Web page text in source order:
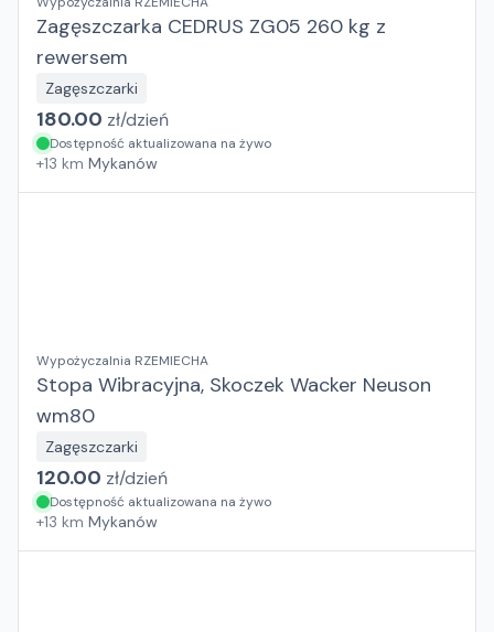
Zagęszczarka CEDRUS ZG05 260 kg z
rewersem
Zagęszczarki
180.00 zł/dzień
Dostępność aktualizowana na żywo
+13 km Mykanów
Wypożyczalnia RZEMIECHA
Stopa Wibracyjna, Skoczek Wacker Neuson
wm80
Zagęszczarki
120.00 zł/dzień
Dostępność aktualizowana na żywo
+13 km Mykanów